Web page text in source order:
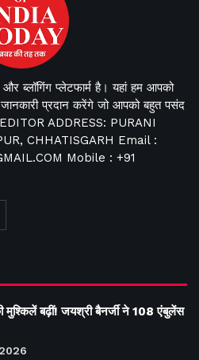
प्लेटफार्म है। यहां हम आपको
प्रदान करेंगे जो आपको बहुत पसंद
ADDRESS: PURANI
CHHATISGARH Email :
Mobile : +91
मुश्किलें बढ़ीं! जयश्री बैनर्जी ने 108 एंबुलेंस